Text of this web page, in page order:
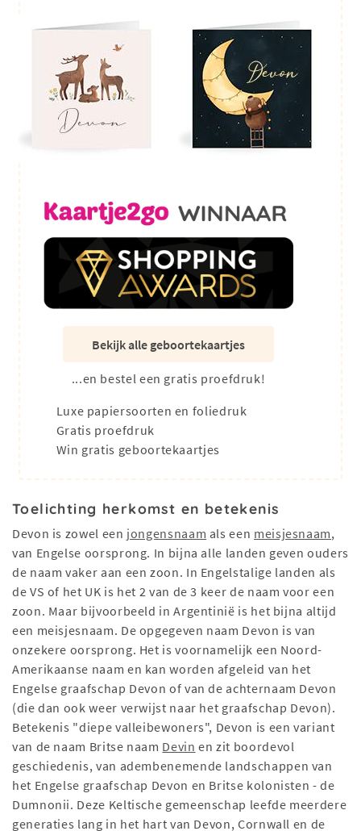
Bekijk alle geboortekaartjes
...en bestel een gratis proefdruk!
Luxe papiersoorten en foliedruk
Gratis proefdruk
Win gratis geboortekaartjes
Toelichting herkomst en betekenis
Devon is zowel een jongensnaam als een meisjesnaam,
van Engelse oorsprong. In bijna alle landen geven ouders
de naam vaker aan een zoon. In Engelstalige landen als
de VS of het UK is het 2 van de 3 keer de naam voor een
zoon. Maar bijvoorbeeld in Argentinië is het bijna altijd
een meisjesnaam. De opgegeven naam Devon is van
onzekere oorsprong. Het is voornamelijk een Noord-
Amerikaanse naam en kan worden afgeleid van het
Engelse graafschap Devon of van de achternaam Devon
(die dan ook weer verwijst naar het graafschap Devon).
Betekenis "diepe valleibewoners", Devon is een variant
van de naam Britse naam Devin en zit boordevol
geschiedenis, van adembenemende landschappen van
het Engelse graafschap Devon en Britse kolonisten - de
Dumnonii. Deze Keltische gemeenschap leefde meerdere
generaties lang in het hart van Devon, Cornwall en de